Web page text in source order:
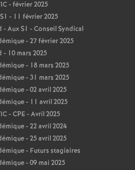
- février 2025
- 11 février 2025
Aux S1 - Conseil Syndical
- 27 février 2025
10 mars 2025
- 18 mars 2025
- 31 mars 2025
- 02 avril 2025
- 11 avril 2025
- CPE - Avril 2025
- 22 avril 2024
- 25 avril 2025
- Futurs stagiaires
- 09 mai 2025